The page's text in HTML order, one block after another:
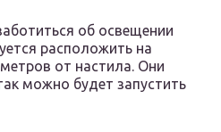
об освещении
расположить на
от настила. Они
можно будет запустить